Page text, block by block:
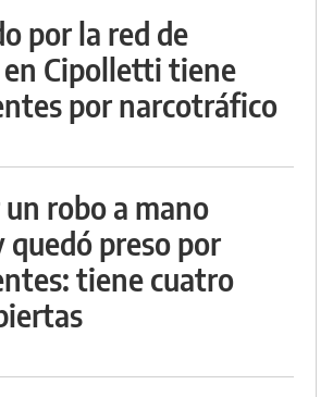
por la red de
Cipolletti tiene
por narcotráfico
robo a mano
quedó preso por
tiene cuatro